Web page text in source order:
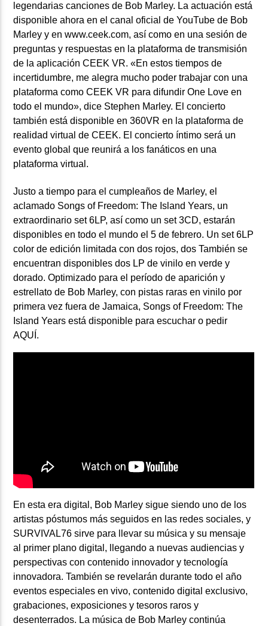
legendarias canciones de Bob Marley. La actuación está
disponible ahora en el canal oficial de YouTube de Bob
Marley y en www.ceek.com, así como en una sesión de
preguntas y respuestas en la plataforma de transmisión
de la aplicación CEEK VR. «En estos tiempos de
incertidumbre, me alegra mucho poder trabajar con una
plataforma como CEEK VR para difundir One Love en
todo el mundo», dice Stephen Marley. El concierto
también está disponible en 360VR en la plataforma de
realidad virtual de CEEK. El concierto íntimo será un
evento global que reunirá a los fanáticos en una
plataforma virtual.
Justo a tiempo para el cumpleaños de Marley, el
aclamado Songs of Freedom: The Island Years, un
extraordinario set6LP, así como un set 3CD, estarán
disponibles en todo el mundo el 5 de febrero. Un set 6LP
color de edición limitada con dos rojos, dos También se
encuentran disponibles dos LP de vinilo en verde y
dorado. Optimizado para el período de aparición y
estrellato de Bob Marley,con pistas raras en vinilo por
primera vez fuera de Jamaica, Songs of Freedom: The
Island Years está disponible para escuchar o pedir
AQUÍ.
En esta era digital, Bob Marley sigue siendo uno de los
artistas póstumos más seguidos en las redes sociales, y
SURVIVAL76 sirve para llevar su música y su mensaje
al primer plano digital, llegando a nuevas audiencias y
perspectivas con contenido innovador y tecnología
innovadora. También se revelarán durante todo el año
eventos especiales en vivo, contenido digital exclusivo,
grabaciones, exposiciones y tesoros raros y
desenterrados. La música de Bob Marley continúa